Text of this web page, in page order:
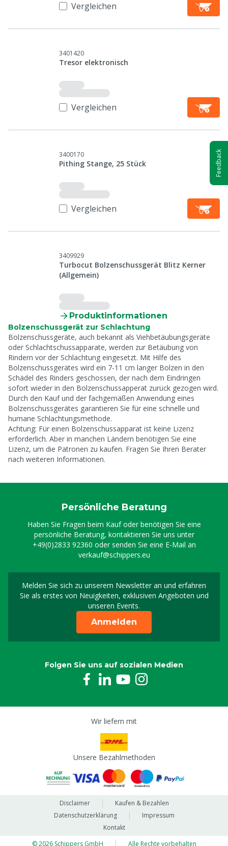
Vergleichen
3401420
Tresor elektronisch
Vergleichen
3400170
Pithing Stange, 25 Stück
Vergleichen
3409929
Turbocut Bolzenschussgerät Blitz Kerner
(Allgemein)
Produktinformationen
Bolzenschussgerät zur Schlachtung
Bolzenschussgeräte, auch bekannt als Viehbetäubungsgeräte
oder Schlachtschussapparate, werden zur Betäubung von
Rindern vor der Schlachtung eingesetzt. Mit Hilfe des
Bolzenschussgerätes wird ein 7-11 cm langer Bolzen in den
Schädel des Rinders geschossen, der nach dem Eindringen
sofort wieder in den Bolzenschussapperat zurück gezogen wird.
Durch den Kauf und der fachgemäßen Anwendung eines
Bolzenschussgerätes garantieren Sie für eine schnelle und
humane Schlachtungsmethode.
Achtung: Für einen Bolzenschussapparat ist keine Lizenz
erforderlich. Aber in manchen Ländern benötigen Sie eine
Lizenz, um die Patronen zu kaufen. Fragen Sie Ihren Berater
nach weiteren Informationen.
Persönliche Beratung
Haben Sie Fragen beim Kauf oder benötigen Sie eine
persönliche Beratung, kontaktieren Sie uns unter
+49(0)2833 92360 oder senden Sie eine E-Mail an
verkauf@schippers.eu
Melden Sie sich zu unserem Newsletter an und erfahren
Sie als erstes von Neuigkeiten, exklusiven Angeboten und
unseren Events.
Melden Sie sich für
Anmelden
Folgen Sie uns auf sozialen Medien
Wir liefern mit
Unsere Bezahlmethoden
Disclaimer
Kaufen & Bezahlen
Datenschutzerklärung
Impressum
Kontakt
© 2026 Schippers GmbH
Alle Rechte vorbehalten
Feedback